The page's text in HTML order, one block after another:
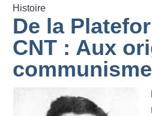
Histoire
De la
CNT : Aux